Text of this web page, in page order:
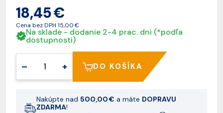
18,45 €
Cena bez DPH 15,00 €
Na sklade - dodanie 2-4 prac. dni (*podľa
dostupnosti)
– + DO KOŠÍKA
Nakúpte nad 500,00 € a máte DOPRAVU
ZDARMA!